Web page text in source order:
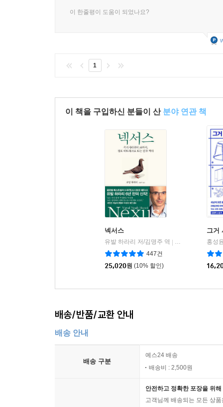
이 한줄평이 도움이 되었나요?
1
이 책을 구입하신 분들이 산 분야 연관 책
넥서스
유발 하라리 저/김명주 역
김영사
447건
25,020원 (10% 할인)
그거
홍성
배송/반품/교환 안내
배송 안내
배송 구분
예스24 배송
배송비 : 2,500원
안전하고 정확한 포장을 위
고객님께 배송되는 모든 상